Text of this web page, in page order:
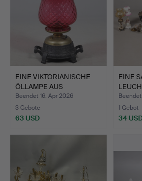
EINE VIKTORIANISCHE
ÖLLAMPE AUS
PREISELBEE…
Beendet 16. Apr 2026
3 Gebote
63 USD
EINE
1 Gebot
34